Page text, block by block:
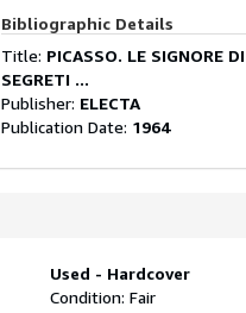
Bibliographic Details
Title: PICASSO. LE SIGNORE
SEGRETI ...
Publisher: ELECTA
Publication Date: 1964
Used - Hardcover
Condition: Fair